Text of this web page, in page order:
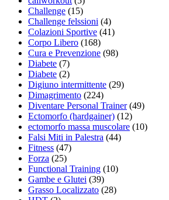
Challenge (15)
Challenge felssioni (4)
Colazioni Sportive (41)
Corpo Libero (168)
Cura e Prevenzione (98)
Diabete (7)
Diabete (2)
Digiuno intermittente (29)
Dimagrimento (224)
Diventare Personal Trainer(49)
Ectomorfo (hardgainer) (12)
ectomorfo massa muscolare (10)
Falsi Miti in Palestra (44)
Fitness (47)
Forza (25)
Functional Training (10)
Gambe e Glutei (39)
Grasso Localizzato (28)